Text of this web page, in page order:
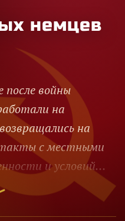
немцев
после войны
на
на
с местными
и условий